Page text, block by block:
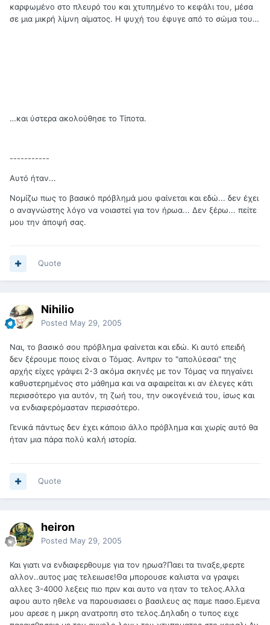
καρφωμένο στο πλευρό του και χτυπημένο το κεφάλι του, μέσα
σε μια μικρή λίμνη αίματος. Η ψυχή του έφυγε από το σώμα του…
…και ύστερα ακολούθησε το Τίποτα.
-----------
Αυτό ήταν...
Νομίζω πως το βασικό πρόβλημά μου φαίνεται και εδώ... δεν έχει
ο αναγνώστης λόγο να νοιαστεί για τον ήρωα... Δεν ξέρω... πείτε
μου την άποψή σας.
Quote
Nihilio
Posted May 29, 2005
Ναι, το βασικό σου πρόβλημα φαίνεται και εδώ. Κι αυτό επειδή
δεν ξέρουμε ποιος είναι ο Τόμας. Ανπριν το "απολύεσαι" της
αρχής είχες γράψει 2-3 ακόμα σκηνές με τον Τόμας να πηγαίνει
καθυστερημένος στο μάθημα και να αφαιρείται κι αν έλεγες κάτι
περισσότερο για αυτόν, τη ζωή του, την οικογένειά του, ίσως και
να ενδιαφερόμασταν περισσότερο.
Γενικά πάντως δεν έχει κάποιο άλλο πρόβλημα και χωρίς αυτό θα
ήταν μια πάρα πολύ καλή ιστορία.
Quote
heiron
Posted May 29, 2005
Και γιατι να ενδιαφερθουμε για τον ηρωα?Παει τα τιναξε,φερτε
αλλον..αυτος μας τελειωσε!Θα μπορουσε καλιστα να γραψει
αλλες 3-4000 λεξεις πιο πριν και αυτο να ηταν το τελος.Αλλα
αφου αυτο ηθελε να παρουσιασει ο βασιλευς ας παμε πασο.Εμενα
μου αρεσε η μικρη ανατροπη στο τελος.Δηλαδη ο τυπος ειχε